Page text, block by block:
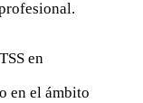
en
en el ámbito